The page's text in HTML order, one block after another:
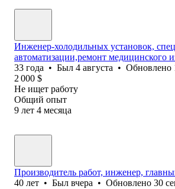
Инженер-холодильных установок,
автоматизации,ремонт медицинского
33 года • Был 4 августа • Обновлено
2 000 $
Не ищет работу
Общий опыт
9 лет 4 месяца
Производитель работ, инженер,
40 лет • Был вчера • Обновлено 30